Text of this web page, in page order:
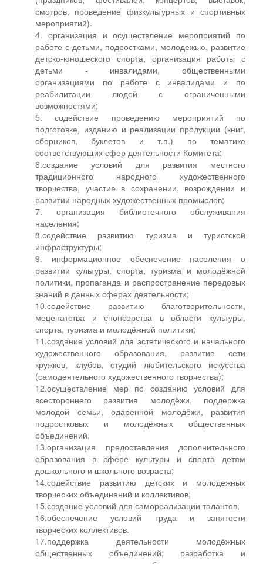
смотров, проведение физкультурных и спортивных
мероприятий).
4. организация и осуществление мероприятий по
работе с детьми, подростками, молодежью, развитие
детско-юношеского спорта, организация работы с
детьми - инвалидами, общественными
организациями по работе с инвалидами и по
реабилитации людей с ограниченными
возможностями;
5. содействие проведению мероприятий по
подготовке, изданию и реализации продукции (книг,
сборников, буклетов и т.п.) по тематике
соответствующих сфер деятельности Комитета;
6.создание условий для развития местного
традиционного народного художественного
творчества, участие в сохранении, возрождении и
развитии народных художественных промыслов;
7. организация библиотечного обслуживания
населения;
8.содействие развитию туризма и туристской
инфраструктуры;
9. информационное обеспечение населения о
развитии культуры, спорта, туризма и молодёжной
политики, пропаганда и распространение передовых
знаний в данных сферах деятельности;
10.содействие развитию благотворительности,
меценатства и спонсорства в области культуры,
спорта, туризма и молодёжной политики;
11.создание условий для эстетического и начального
художественного образования, развитие сети
кружков, клубов, студий любительского искусства
(самодеятельного художественного творчества);
12.осуществление мер по созданию условий для
всестороннего развития молодёжи, поддержка
молодой семьи, одаренной молодёжи, развития
подростковых и молодёжных общественных
объединений;
13.организация предоставления дополнительного
образования в сфере культуры и спорта детям
дошкольного и школьного возраста;
14.содействие развитию детских и молодежных
творческих объединений и коллективов;
15.создание условий для самореализации талантов;
16.обеспечение условий труда и занятости
творческих коллективов.
17.поддержка деятельности молодёжных
общественных объединений; разработка и